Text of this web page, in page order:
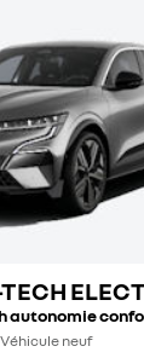
autonomie
Véhicule neuf